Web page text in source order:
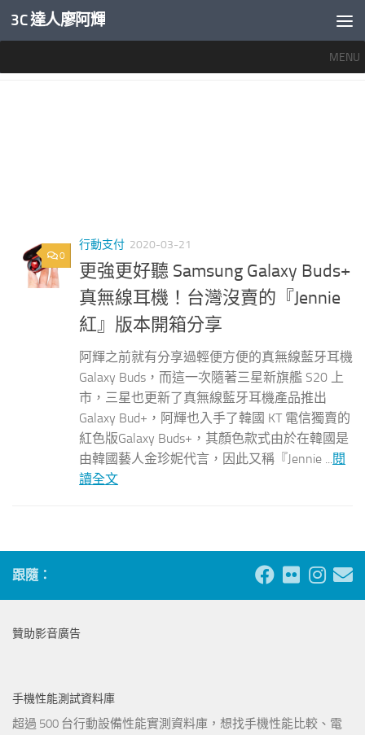
內文下方
3C 達人廖阿輝
MENU
0
行動支付 2020-03-21
更強更好聽 Samsung Galaxy Buds+
真無線耳機！台灣沒賣的『Jennie
紅』版本開箱分享
阿輝之前就有分享過輕便方便的真無線藍牙耳機
Galaxy Buds，而這一次隨著三星新旗艦 S20 上
市，三星也更新了真無線藍牙耳機產品推出
Galaxy Bud+，阿輝也入手了韓國 KT 電信獨賣的
紅色版Galaxy Buds+，其顏色款式由於在韓國是
由韓國藝人金珍妮代言，因此又稱『Jennie ...閱
讀全文
跟隨：
贊助影音廣告
手機性能測試資料庫
超過 500 台行動設備性能實測資料庫，想找手機性能比較、電